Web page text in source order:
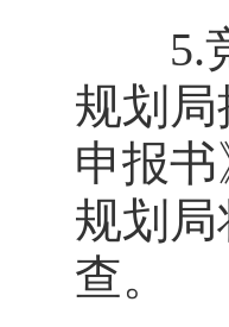
5.竞
规划
申报
规划
查。